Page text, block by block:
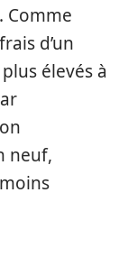
Comme
d’un
élevés à
neuf,